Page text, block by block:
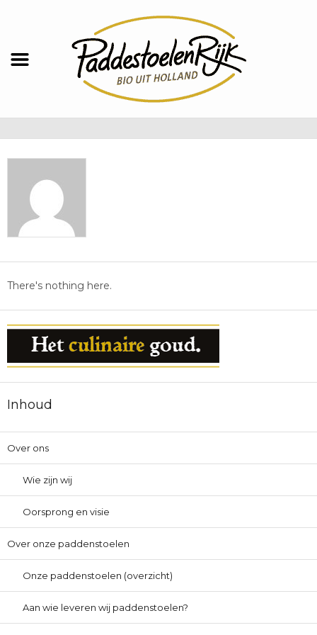
There's nothing here.
Inhoud
Over ons
Wie zijn wij
Oorsprong en visie
Over onze paddenstoelen
Onze paddenstoelen (overzicht)
Aan wie leveren wij paddenstoelen?